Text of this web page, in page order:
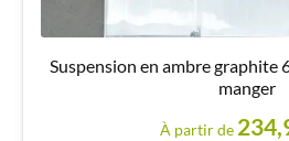
Suspension en ambre graphite
manger
À partir de